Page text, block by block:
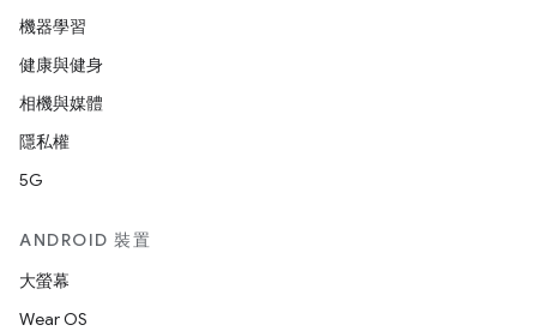
機器學習
健康與健身
相機與媒體
隱私權
5G
ANDROID 裝置
大螢幕
Wear OS